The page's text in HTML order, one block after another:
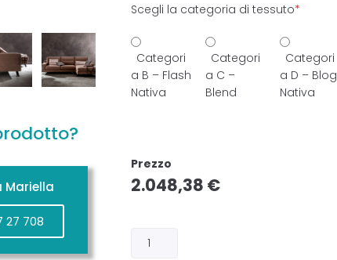
Mariella
27 708
Scegli la categoria di tessuto*
Categori
a B – Flash
Nativa
Categori
a C –
Blend
Categori
a D – Blog
Nativa
Prezzo
2.048,38 €